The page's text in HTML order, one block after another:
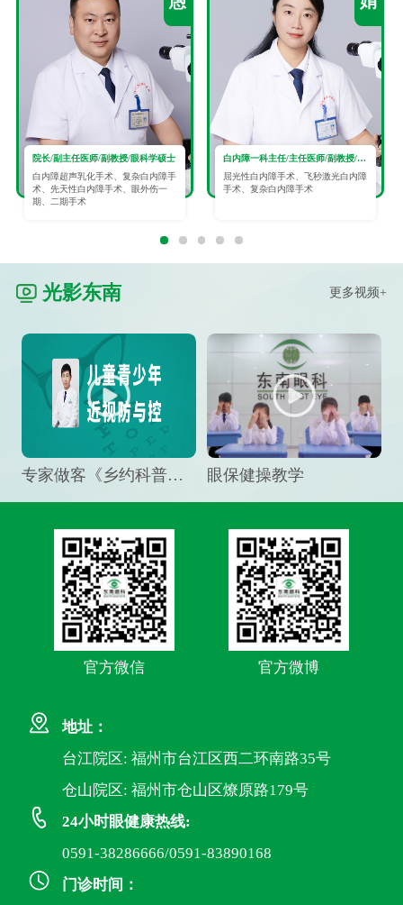
院长/副主任医师/副教授/眼科学硕士
白内障超声乳化手术、复杂白内障手
术、先天性白内障手术、眼外伤一
期、二期手术
白内障一科主任/主任医师/副教授/眼科学硕士
屈光性白内障手术、飞秒激光白内障
手术、复杂白内障手术
光影东南 更多视频+
专家做客《乡约科普》栏目，预防孩子近视竟然这么“简单” 眼保健操教学
官方微信 官方微博
地址：
台江院区: 福州市台江区西二环南路35号
仓山院区: 福州市仓山区燎原路179号
24小时眼健康热线:
0591-38286666/0591-83890168
门诊时间：